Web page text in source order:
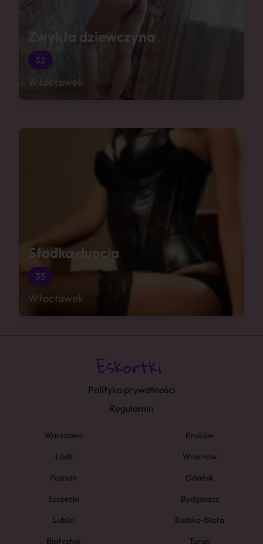
Zwykła dziewczyna
32
Włocławek
Słodka dupcia
35
Włocławek
Polityka prywatności
Regulamin
Warszawa
Kraków
Łódź
Wrocław
Poznań
Gdańsk
Szczecin
Bydgoszcz
Lublin
Bielsko-Biała
Białystok
Toruń